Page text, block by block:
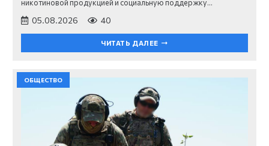
никотиновой продукцией и социальную поддержку…
05.08.2026 40
ЧИТАТЬ ДАЛЕЕ
ОБЩЕСТВО